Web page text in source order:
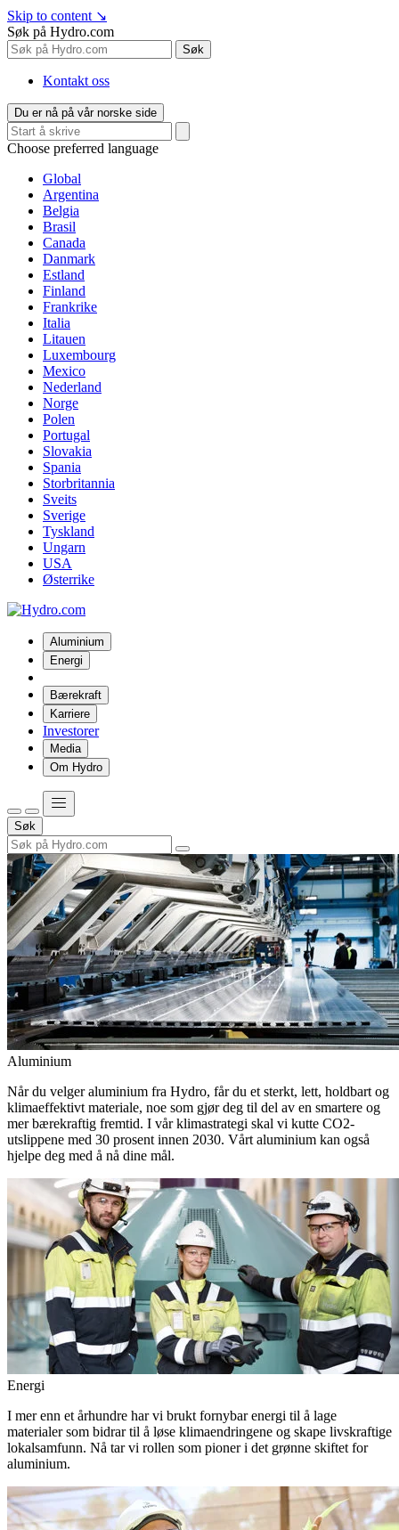
Skip to content ↘
Søk på Hydro.com
Søk
Kontakt oss
Du er nå på vår norske side
Choose preferred language
Global
Argentina
Belgia
Brasil
Canada
Danmark
Estland
Finland
Frankrike
Italia
Litauen
Luxembourg
Mexico
Nederland
Norge
Polen
Portugal
Slovakia
Spania
Storbritannia
Sveits
Sverige
Tyskland
Ungarn
USA
Østerrike
Aluminium
Energi
Bærekraft
Karriere
Investorer
Media
Om Hydro
Søk
Aluminium
Når du velger aluminium fra Hydro, får du et sterkt, lett, holdbart og
klimaeffektivt materiale, noe som gjør deg til del av en smartere og
mer bærekraftig fremtid. I vår klimastrategi skal vi kutte CO2-
utslippene med 30 prosent innen 2030. Vårt aluminium kan også
hjelpe deg med å nå dine mål.
Energi
I mer enn et århundre har vi brukt fornybar energi til å lage
materialer som bidrar til å løse klimaendringene og skape livskraftige
lokalsamfunn. Nå tar vi rollen som pioner i det grønne skiftet for
aluminium.